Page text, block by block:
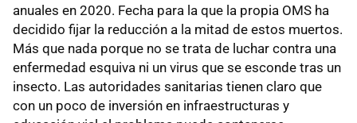
anuales en 2020. Fecha para la que la propia OMS ha
decidido fijar la reducción a la mitad de estos muertos.
Más que nada porque no se trata de luchar contra una
enfermedad esquiva ni un virus que se esconde tras un
insecto. Las autoridades sanitarias tienen claro que
con un poco de inversión en infraestructuras y